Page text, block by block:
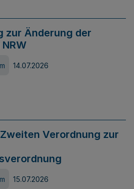
zur Änderung der
14.07.2026
Verordnung zur
15.07.2026